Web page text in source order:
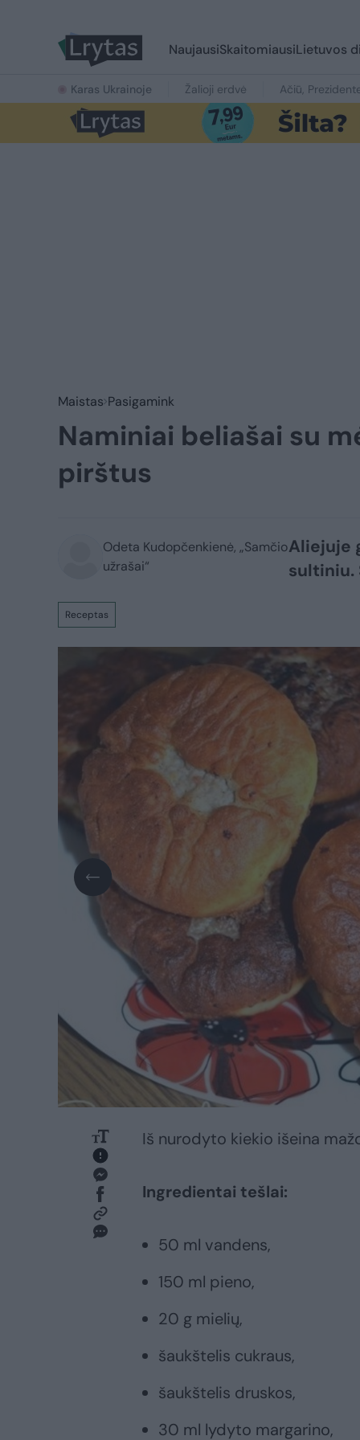
NaujausiSkaitomiausiLietuvos
Karas Ukrainoje Žalioji erdvė Ačiū,
Maistas Pasigamink
Naminiai beliašai su
pirštus
Odeta Kudopčenkienė, „Samčio
užrašai“
Receptas
Aliejuje
sultiniu.
Iš nurodyto kiekio išeina
Ingredientai tešlai:
50 ml vandens,
150 ml pieno,
20 g mielių,
šaukštelis cukraus,
šaukštelis druskos,
30 ml lydyto margarino,